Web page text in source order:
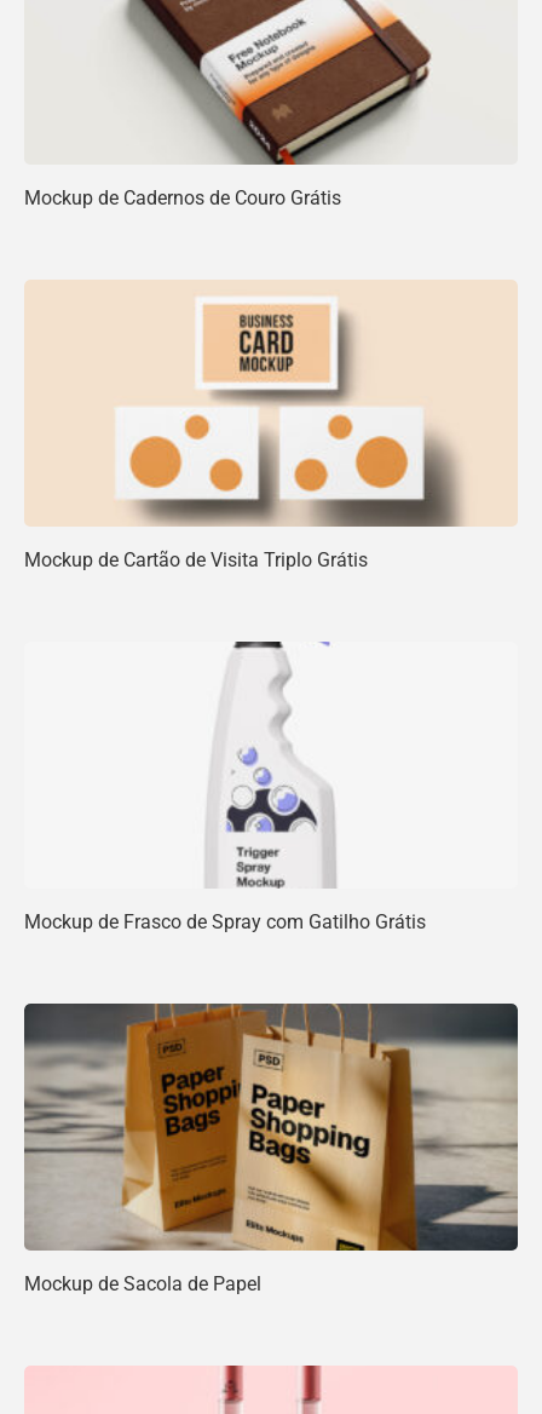
Mockup de Cadernos de Couro Grátis
Mockup de Cartão de Visita Triplo Grátis
Mockup de Frasco de Spray com Gatilho Grátis
Mockup de Sacola de Papel